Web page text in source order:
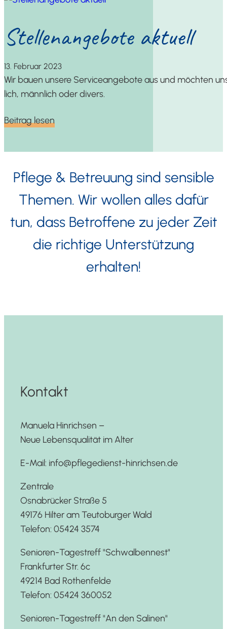
Stel­len­an­ge­bo­te aktuell
13. Febru­ar 2023
Wir bau­en unse­re Ser­vice­an­ge­bo­te aus und möch­ten
lich, männ­lich oder divers.
Bei­trag lesen
Pfle­ge & Betreu­ung sind sen­si­ble
The­men. Wir wol­len alles dafür
tun, dass Betrof­fe­ne zu jeder Zeit
die rich­ti­ge Unter­stüt­zung
erhalten!
Kontakt
Manuela Hinrichsen –
Neue Lebensqualität im Alter
E-Mail: info@pflegedienst-hinrichsen.de
Zentrale
Osnabrücker Straße 5
49176 Hilter am Teutoburger Wald
Telefon: 05424 3574
Senioren-Tagestreff "Schwalbennest"
Frankfurter Str. 6c
49214 Bad Rothenfelde
Telefon: 05424 360052
Senioren-Tagestreff "An den Salinen"